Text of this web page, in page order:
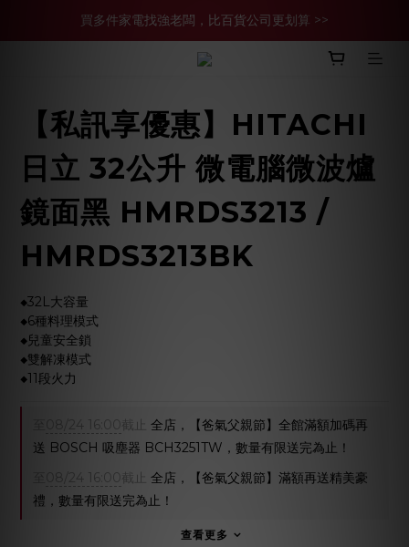
買多件家電找強老闆，比百貨公司更划算 >>
買多件家電找強老闆，比百貨公司更划算 >>
官網現金轉帳優惠 結帳輸【YHH02】再享2%優惠
【私訊享優惠】HITACHI
日立 32公升 微電腦微波爐
鏡面黑 HMRDS3213 /
HMRDS3213BK
◆32L大容量
◆6種料理模式
◆兒童安全鎖
◆雙解凍模式
◆11段火力
08/24 16:00 截止
全店，【爸氣父親節】全館滿額加碼再
送 BOSCH 吸塵器 BCH3251TW，數量有限送完為止！
08/24 16:00 截止
全店，【爸氣父親節】滿額再送精美豪
禮，數量有限送完為止！
查看更多